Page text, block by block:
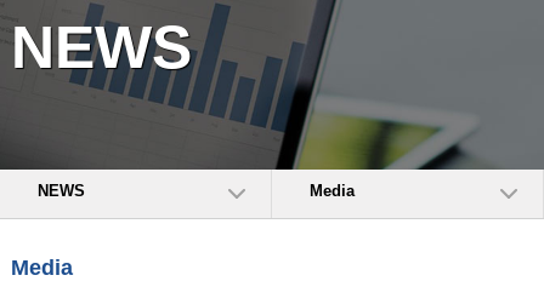
NEWS
NEWS Media
Media